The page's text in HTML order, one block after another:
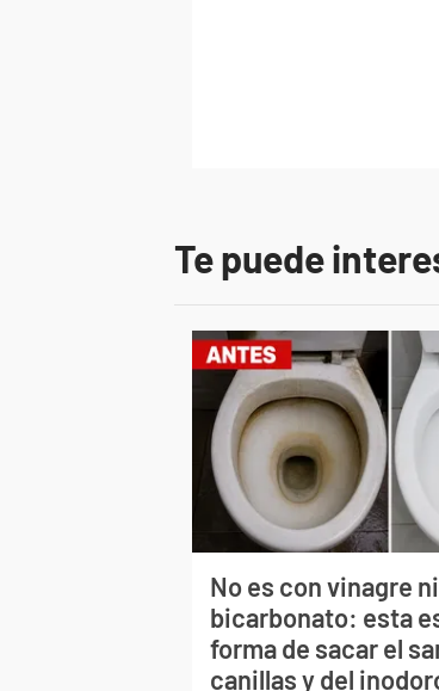
Te puede
No es con vinagre ni
bicarbonato: esta
forma de sacar el
canillas y del